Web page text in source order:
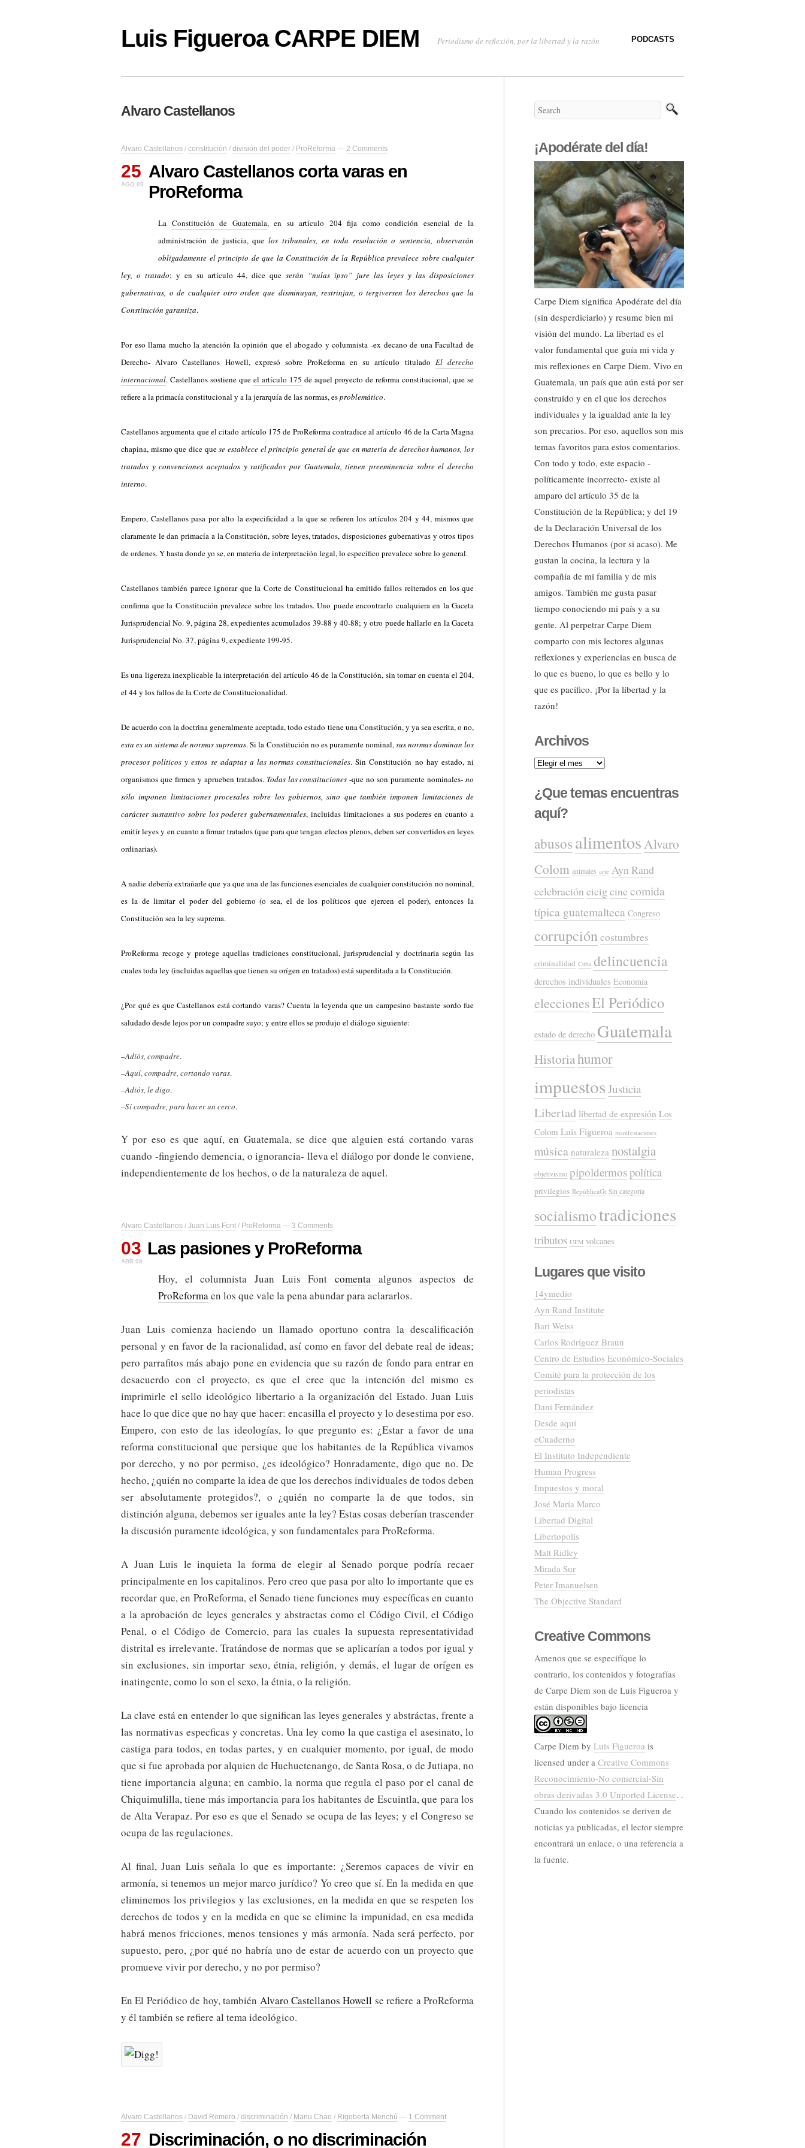
Luis Figueroa CARPE DIEM Periodismo de reflexión, por la libertad y la razón PODCASTS
Alvaro Castellanos
Alvaro Castellanos / constitución / división del poder / ProReforma — 2 Comments
25
AGO 09
Alvaro Castellanos corta varas en
ProReforma
La Constitución de Guatemala, en su artículo 204 fija como condición esencial de la
administración de justicia, quelos tribunales, en toda resolución o sentencia, observarán
obligadamente el principio de que la Constitución de la República prevalece sobre cualquier
ley, o tratado; y en su artículo 44, dice que serán “nulas ipso” jure las leyes y las disposiciones
gubernativas, o de cualquier otro orden que disminuyan, restrinjan, o tergiversen los derechos que la
Constitución garantiza.
Por eso llama mucho la atención la opinión que el abogado y columnista -ex decano de una Facultad de
Derecho- Alvaro Castellanos Howell, expresó sobre ProReforma en su artículo titulado El derecho
internacional. Castellanos sostiene que el artículo 175 de aquel proyecto de reforma constitucional, que se
refiere a la primacía constitucional y a la jerarquía de las normas, esproblemático.
Castellanos argumenta que el citado artículo 175 de ProReforma contradice al artículo 46 de la Carta Magna
chapina, mismo que dice quese establece el principio general de que en materia de derechos humanos, los
tratados y convenciones aceptados y ratificados por Guatemala, tienen preeminencia sobre el derecho
interno.
Empero, Castellanos pasa por alto la especificidad a la que se refieren los artículos 204 y 44, mismos que
claramente le dan primacía a la Constitución, sobre leyes, tratados, disposiciones gubernativas y otros tipos
de ordenes. Y hasta donde yo se, en materia de interpretación legal, lo específico prevalece sobre lo general.
Castellanos también parece ignorar que la Corte de Constitucional ha emitido fallos reiterados en los que
confirma que la Constitución prevalece sobre los tratados. Uno puede encontrarlo cualquiera en la Gaceta
Jurisprudencial No. 9, página 28, expedientes acumulados 39-88 y 40-88; y otro puede hallarlo en la Gaceta
Jurisprudencial No. 37, página 9, expediente 199-95.
Es una ligereza inexplicable la interpretación del artículo 46 de la Constitución, sin tomar en cuenta el 204,
el 44 y los fallos de la Corte de Constitucionalidad.
De acuerdo con la doctrina generalmente aceptada, todo estado tiene una Constitución, y ya sea escrita, o no,
esta es un sistema de normas supremas. Si la Constitución no es puramente nominal,sus normas dominan los
procesos políticos y estos se adaptas a las normas constitucionales. Sin Constitución no hay estado, ni
organismos que firmen y aprueben tratados. Todas las constituciones -que no son puramente nominales-no
sólo imponen limitaciones procesales sobre los gobiernos, sino que también imponen limitaciones de
carácter sustantivo sobre los poderes gubernamentales, incluidas limitaciones a sus poderes en cuanto a
emitir leyes y en cuanto a firmar tratados (que para que tengan efectos plenos, deben ser convertidos en leyes
ordinarias).
A nadie debería extrañarle que ya que una de las funciones esenciales de cualquier constitución no nominal,
es la de limitar el poder del gobierno (o sea, el de los políticos que ejercen el poder), entonces la
Constitución sea la ley suprema.
ProReforma recoge y protege aquellas tradiciones constitucional, jurisprudencial y doctrinaria según las
cuales toda ley (incluidas aquellas que tienen su orígen en tratados) está superditada a la Constitución.
¿Por qué es que Castellanos está cortando varas? Cuenta la leyenda que un campesino bastante sordo fue
saludado desde lejos por un compadre suyo; y entre ellos se produjo el diálogo siguiente:
–Adiós, compadre.
–Aquí, compadre, cortando varas.
–Adiós, le digo.
–Sí compadre, para hacer un cerco.
Y por eso es que aquí, en Guatemala, se dice que alguien está cortando varas
cuando -fingiendo demencia, o ignorancia- lleva el diálogo por donde le conviene,
independientemente de los hechos, o de la naturaleza de aquel.
Alvaro Castellanos / Juan Luis Font / ProReforma — 3 Comments
03
ABR 09
Las pasiones y ProReforma
Hoy, el columnista Juan Luis Font comenta algunos aspectos de
ProReformaen los que vale la pena abundar para aclararlos.
Juan Luis comienza haciendo un llamado oportuno contra la descalificación
personal y en favor de la racionalidad, así como en favor del debate real de ideas;
pero parrafitos más abajo pone en evidencia que su razón de fondo para entrar en
desacuerdo con el proyecto, es que el cree que la intención del mismo es
imprimirle el sello ideológico libertario a la organización del Estado. Juan Luis
hace lo que dice que no hay que hacer: encasilla el proyecto y lo desestima por eso.
Empero, con esto de las ideologías, lo que pregunto es: ¿Estar a favor de una
reforma constitucional que persique que los habitantes de la República vivamos
por derecho, y no por permiso, ¿es ideológico? Honradamente, digo que no. De
hecho, ¿quién no comparte la idea de que los derechos individuales de todos deben
ser absolutamente protegidos?, o ¿quién no comparte la de que todos, sin
distinción alguna, debemos ser iguales ante la ley? Estas cosas deberían trascender
la discusión puramente ideológica, y son fundamentales para ProReforma.
A Juan Luis le inquieta la forma de elegir al Senado porque podría recaer
principalmente en los capitalinos. Pero creo que pasa por alto lo importante que es
recordar que, en ProReforma, el Senado tiene funciones muy específicas en cuanto
a la aprobación de leyes generales y abstractas como el Código Civil, el Código
Penal, o el Código de Comercio, para las cuales la supuesta representatividad
distrital es irrelevante. Tratándose de normas que se aplicarían a todos por igual y
sin exclusiones, sin importar sexo, étnia, religión, y demás, el lugar de orígen es
inatingente, como lo son el sexo, la étnia, o la religión.
La clave está en entender lo que significan las leyes generales y abstráctas, frente a
las normativas especficas y concretas. Una ley como la que castiga el asesinato, lo
castiga para todos, en todas partes, y en cualquier momento, por igual, de modo
que si fue aprobada por alquien de Huehuetenango, de Santa Rosa, o de Jutiapa, no
tiene importancia alguna; en cambio, la norma que regula el paso por el canal de
Chiquimulilla, tiene más importancia para los habitantes de Escuintla, que para los
de Alta Verapaz. Por eso es que el Senado se ocupa de las leyes; y el Congreso se
ocupa de las regulaciones.
Al final, Juan Luis señala lo que es importante: ¿Seremos capaces de vivir en
armonía, si tenemos un mejor marco jurídico? Yo creo que sí. En la medida en que
eliminemos los privilegios y las exclusiones, en la medida en que se respeten los
derechos de todos y en la medida en que se elimine la impunidad, en esa medida
habrá menos fricciones, menos tensiones y más armonía. Nada será perfecto, por
supuesto, pero, ¿por qué no habría uno de estar de acuerdo con un proyecto que
promueve vivir por derecho, y no por permiso?
En El Periódico de hoy, también Alvaro Castellanos Howell se refiere a ProReforma
y él también se refiere al tema ideológico.
Alvaro Castellanos / David Romero / discriminación / Manu Chao / Rigoberta Menchú — 1 Comment
27 Discriminación, o no discriminación
¡Apodérate del día!
Carpe Diem significa Apodérate del día
(sin desperdiciarlo) y resume bien mi
visión del mundo. La libertad es el
valor fundamental que guía mi vida y
mis reflexiones en Carpe Diem. Vivo en
Guatemala, un país que aún está por ser
construido y en el que los derechos
individuales y la igualdad ante la ley
son precarios. Por eso, aquellos son mis
temas favoritos para estos comentarios.
Con todo y todo, este espacio -
políticamente incorrecto- existe al
amparo del artículo 35 de la
Constitución de la República; y del 19
de la Declaración Universal de los
Derechos Humanos (por si acaso). Me
gustan la cocina, la lectura y la
compañía de mi familia y de mis
amigos. También me gusta pasar
tiempo conociendo mi país y a su
gente. Al perpetrar Carpe Diem
comparto con mis lectores algunas
reflexiones y experiencias en busca de
lo que es bueno, lo que es bello y lo
que es pacífico. ¡Por la libertad y la
razón!
Archivos
Archivos
¿Que temas encuentras
aquí?
abusos alimentosAlvaro
Colom animales arte Ayn Rand
celebración cicig cine comida
típica guatemalteca Congreso
corrupcióncostumbres
criminalidad Cuba delincuencia
derechos individuales Economía
eleccionesEl Periódico
estado de derecho Guatemala
Historiahumor
impuestos Justicia
Libertad libertad de expresión Los
Colom Luis Figueroa manifestaciones
música naturaleza nostalgia
objetivismo pipoldermospolítica
privilegios RepúblicaGt Sin categoría
socialismotradiciones
tributos UFM volcanes
Lugares que visito
14ymedio
Ayn Rand Institute
Bari Weiss
Carlos Rodríguez Braun
Centro de Estudios Económico-Sociales
Comité para la protección de los
periodistas
Dani Fernández
Desde aquí
eCuaderno
El Instituto Independiente
Human Progress
Impuestos y moral
José María Marco
Libertad Digital
Libertopolis
Matt Ridley
Mirada Sur
Peter Imanuelsen
The Objective Standard
Creative Commons
Amenos que se especifíque lo
contrario, los contenidos y fotografías
de Carpe Diem son de Luis Figueroa y
están disponibles bajo licencia
Carpe Diem by Luis Figueroa is
licensed under a Creative Commons
Reconocimiento-No comercial-Sin
obras derivadas 3.0 Unported License. .
Cuando los contenidos se deriven de
noticias ya publicadas, el lector siempre
encontrará un enlace, o una referencia a
la fuente.